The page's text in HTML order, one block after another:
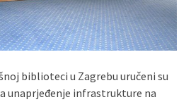
biblioteci u Zagrebu uručeni su
unaprjeđenje infrastrukture na